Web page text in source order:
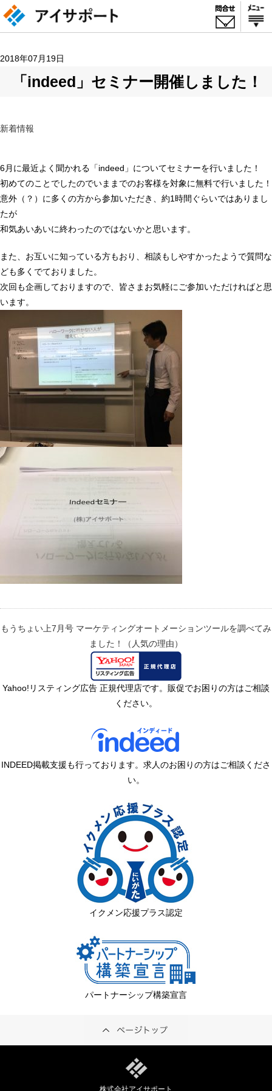
2018年07月19日
「indeed」セミナー開催しました！
新着情報
6月に最近よく聞かれる「indeed」についてセミナーを行いました！
初めてのことでしたのでいままでのお客様を対象に無料で行いました！
意外（？）に多くの方から参加いただき、約1時間ぐらいではありまし
たが
和気あいあいに終わったのではないかと思います。
また、お互いに知っている方もおり、相談もしやすかったようで質問な
ども多くでておりました。
次回も企画しておりますので、皆さまお気軽にご参加いただければと思
います。
もうちょい上7月号 マーケティングオートメーションツールを調べてみ
ました！（人気の理由）
Yahoo!リスティング広告 正規代理店です。販促でお困りの方はご相談
ください。
INDEED掲載支援も行っております。求人のお困りの方はご相談くださ
い。
イクメン応援プラス認定
パートナーシップ構築宣言
株式会社アイサポート